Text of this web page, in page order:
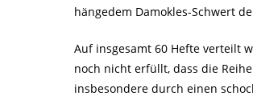
hängedem Damokles-Schwert
Auf insgesamt 60 Hefte verteilt
noch nicht erfüllt, dass die
insbesondere durch einen